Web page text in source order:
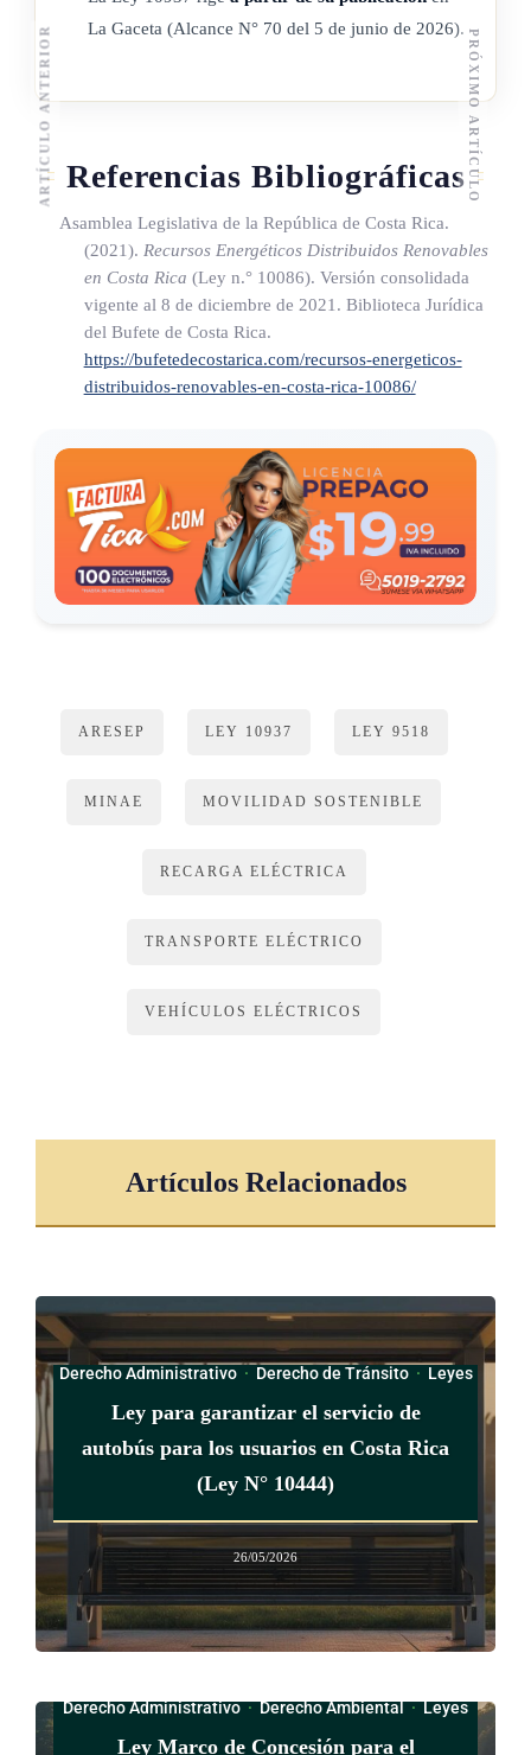
La Gaceta (Alcance N° 70 del 5 de junio de 2026).
Referencias Bibliográficas
Asamblea Legislativa de la República de Costa Rica.
(2021). Recursos Energéticos Distribuidos Renovables
en Costa Rica (Ley n.° 10086). Versión consolidada
vigente al 8 de diciembre de 2021. Biblioteca Jurídica
del Bufete de Costa Rica.
https://bufetedecostarica.com/recursos-energeticos-
distribuidos-renovables-en-costa-rica-10086/
ARESEP LEY 10937 LEY 9518
MINAE MOVILIDAD SOSTENIBLE
RECARGA ELÉCTRICA
TRANSPORTE ELÉCTRICO
VEHÍCULOS ELÉCTRICOS
Artículos Relacionados
Derecho Administrativo· Derecho de Tránsito· Leyes
Ley para garantizar el servicio de
autobús para los usuarios en Costa Rica
(Ley N° 10444)
26/05/2026
Derecho Administrativo·Derecho Ambiental·Leyes
Ley Marco de Concesión para el
ARTÍCULO ANTERIOR PRÓXIMO ARTÍCULO